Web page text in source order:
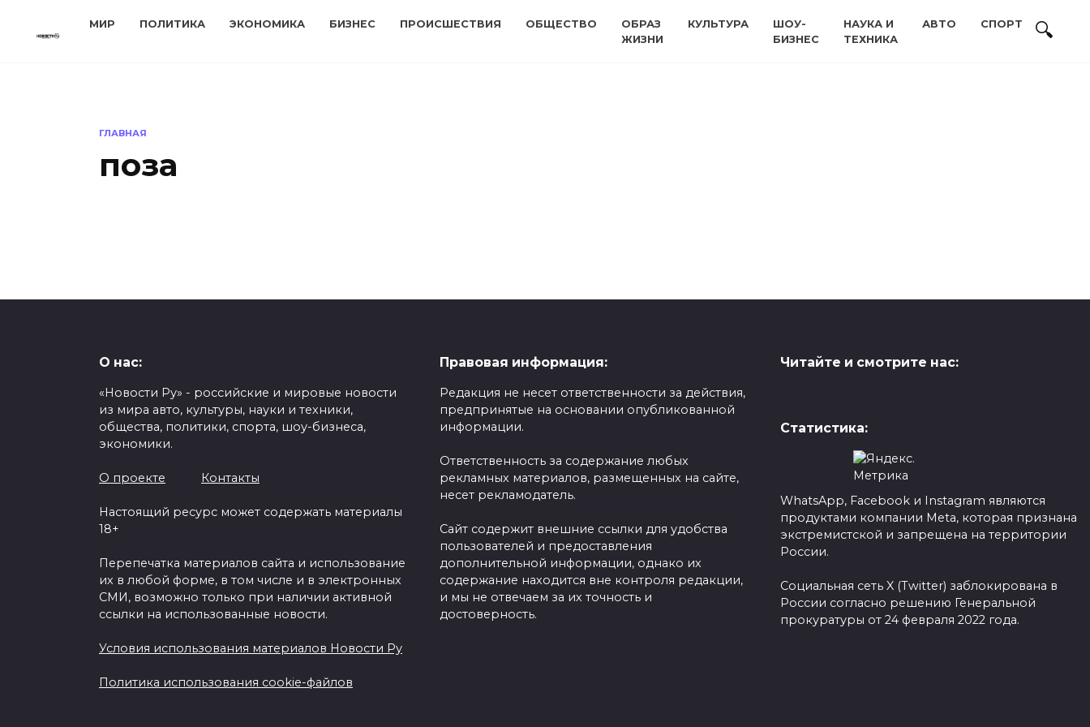
МИР ПОЛИТИКА ЭКОНОМИКА БИЗНЕС ПРОИСШЕСТВИЯ ОБЩЕСТВО
ОБРАЗ
ЖИЗНИ
КУЛЬТУРА
ШОУ-
БИЗНЕС
НАУКА И
ТЕХНИКА
АВТО СПОРТ
ГЛАВНАЯ
поза
Спать на спине – польза здоровью:
о полезных и вредных позах для
О нас:
«Новости Ру» - российские и мировые новости
из мира авто, культуры, науки и техники,
общества, политики, спорта, шоу-бизнеса,
экономики.
О проекте Контакты
Настоящий ресурс может содержать материалы
18+
Перепечатка материалов сайта и использование
их в любой форме, в том числе и в электронных
СМИ, возможно только при наличии активной
ссылки на использованные новости.
Условия использования материалов Новости Ру
Политика использования cookie-файлов
Правовая информация:
Редакция не несет ответственности за действия,
предпринятые на основании опубликованной
информации.
Ответственность за содержание любых
рекламных материалов, размещенных на сайте,
несет рекламодатель.
Сайт содержит внешние ссылки для удобства
пользователей и предоставления
дополнительной информации, однако их
содержание находится вне контроля редакции,
и мы не отвечаем за их точность и
достоверность.
Читайте и смотрите нас:
Статистика:
WhatsApp, Facebook и Instagram являются
продуктами компании Meta, которая признана
экстремистской и запрещена на территории
России.
Социальная сеть X (Twitter) заблокирована в
России согласно решению Генеральной
прокуратуры от 24 февраля 2022 года.